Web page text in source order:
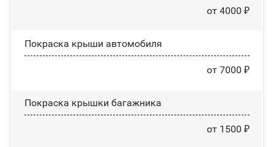
от 4000 ₽
Покраска крыши автомобиля
от 7000 ₽
Покраска крышки багажника
от 1500 ₽